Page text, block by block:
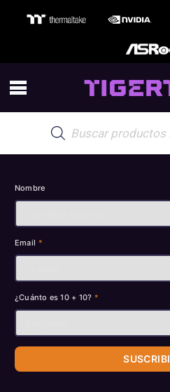
de
productos
de todos los descuentos y
Nombre
Email *
¿Cuánto es 10 + 10? *